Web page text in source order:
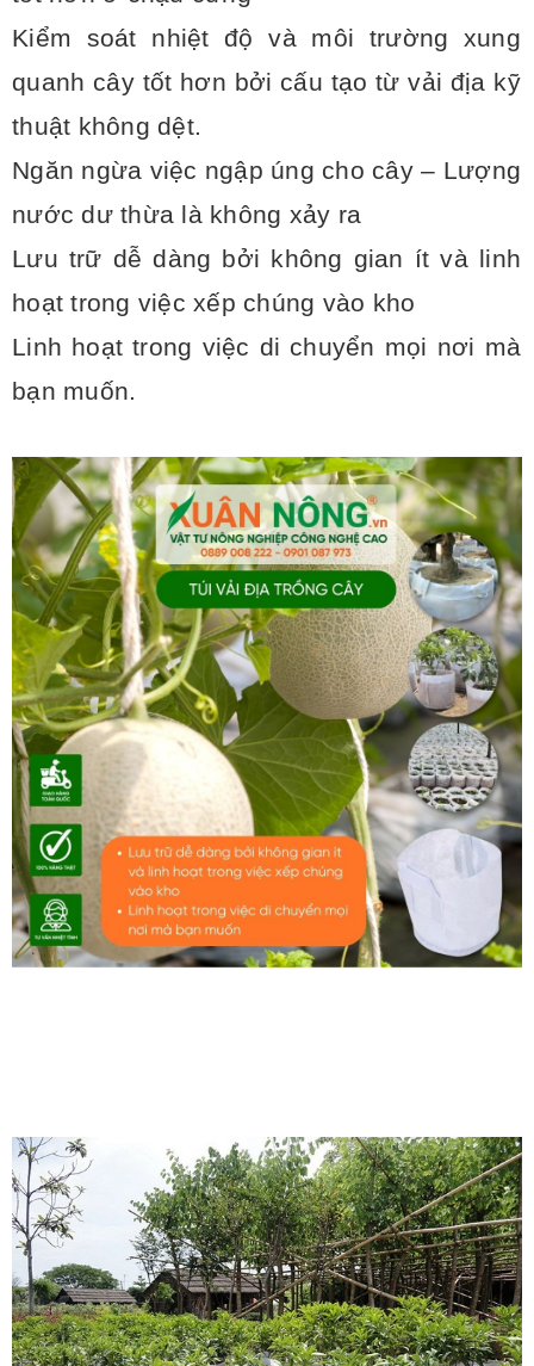
Kiểm soát nhiệt độ và môi trường xung
quanh cây tốt hơn bởi cấu tạo từ vải địa kỹ
thuật không dệt.
Ngăn ngừa việc ngập úng cho cây – Lượng
nước dư thừa là không xảy ra
Lưu trữ dễ dàng bởi không gian ít và linh
hoạt trong việc xếp chúng vào kho
Linh hoạt trong việc di chuyển mọi nơi mà
bạn muốn.